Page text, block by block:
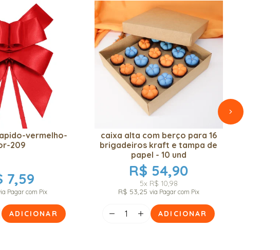
vermelho-
209
7,59
Pagar com Pix
ADICIONAR
caixa alta com berço para 16
brigadeiros kraft e tampa de
papel - 10 und
R$ 54,90
5x R$ 10,98
R$ 53,25 via Pagar com Pix
ADICIONAR